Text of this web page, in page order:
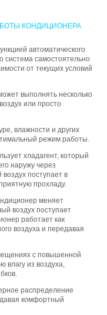
КОНДИЦИОНЕРА
автоматического
система самостоятельно
от текущих условий
выполнять несколько
или просто
влажности и других
режим работы.
хладагент, который
наружу через
поступает в
прохладу.
меняет
воздух поступает
работает как
воздуха и передавая
с повышенной
влагу из воздуха,
распределение
комфортный